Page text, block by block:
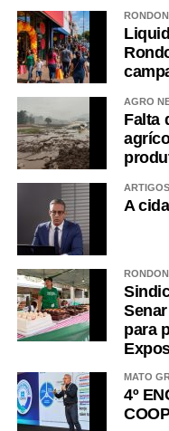
Estamos em época
ouvimos muito falar
as mulheres. Só que
queremos. Por isso
política para
todos os dias. Mas,
a palavra das
AGRO
Falta
ARTIGOS
A
para
MATO
4º